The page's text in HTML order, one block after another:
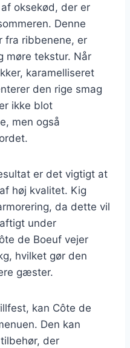
oksekød, der er
Denne
fra ribbenene, er
møre tekstur. Når
karamelliseret
den rige smag
ikke blot
men også
er det vigtigt at
høj kvalitet. Kig
da dette vil
under
de Boeuf vejer
hvilket gør den
gæster.
kan Côte de
Den kan
der